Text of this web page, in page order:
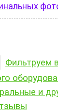
Фильтруем
и